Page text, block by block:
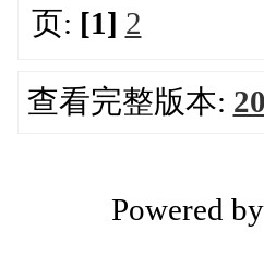
页: [1] 2
查看完整版本:
Powered by